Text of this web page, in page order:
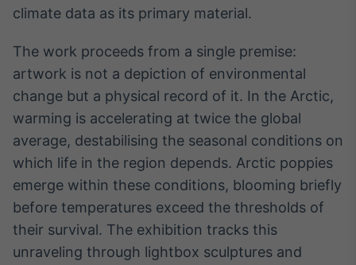
conteúdos e
dados
Broadcast
Ticker
Cotações e
headlines de
notícias
Broadcast
para conteúdos e
funcionalidades
climate data as its primary material.
The work proceeds from a single premise:
artwork is not a depiction of environmental
change but a physical record of it. In the Arctic,
warming is accelerating at twice the global
average, destabilising the seasonal conditions on
which life in the region depends. Arctic poppies
emerge within these conditions, blooming briefly
before temperatures exceed the thresholds of
their survival. The exhibition tracks this
unraveling through lightbox sculptures and